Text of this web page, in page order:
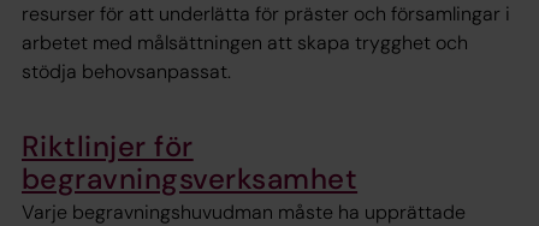
resurser för att underlätta för präster och församlingar i
arbetet med målsättningen att skapa trygghet och
stödja behovsanpassat.
Riktlinjer för
begravningsverksamhet
Varje begravningshuvudman måste ha upprättade